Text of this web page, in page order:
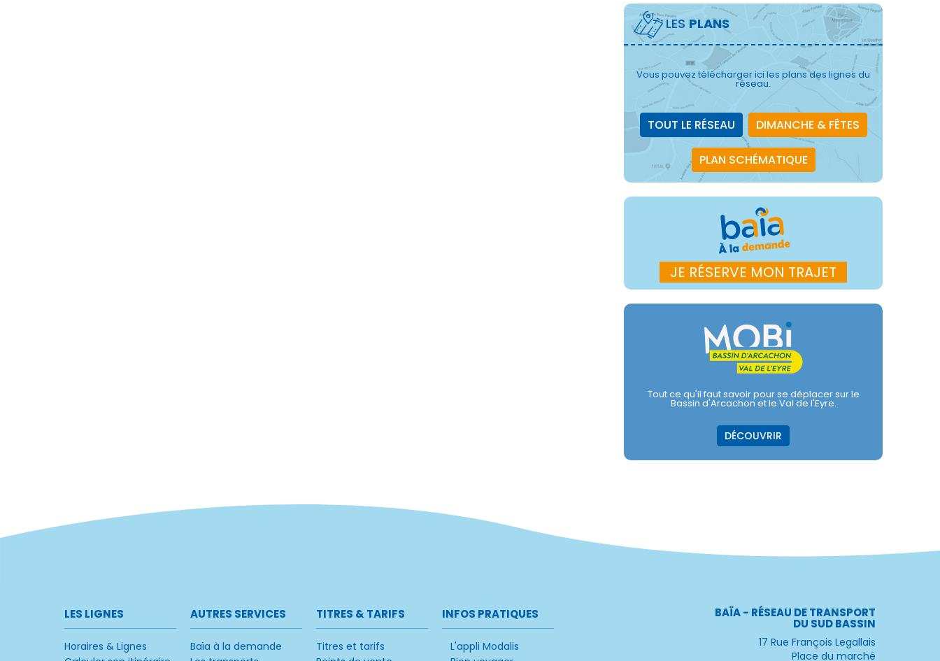
LES PLANS
Vous pouvez télécharger ici les plans des lignes du
réseau.
TOUT LE RÉSEAU DIMANCHE & FÊTES
PLAN SCHÉMATIQUE
JE RÉSERVE MON TRAJET
Tout ce qu'il faut savoir pour se déplacer sur le
Bassin d'Arcachon et le Val de l'Eyre.
DÉCOUVRIR
LES LIGNES
Horaires & Lignes
AUTRES SERVICES
Baïa à la demande
TITRES & TARIFS
Titres et tarifs
INFOS PRATIQUES
L'appli Modalis
BAÏA - RÉSEAU DE TRANSPORT
DU SUD BASSIN
17 Rue François Legallais
Place du marché